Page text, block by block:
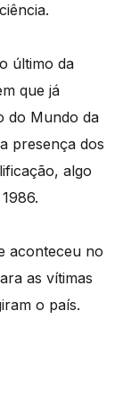
último da
que já
do Mundo da
presença dos
algo
aconteceu no
as vítimas
o país.